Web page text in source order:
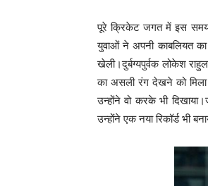
पूरे क्रिकेट जगत में इस समय
युवाओं ने अपनी काबलियत
खेली।दुर्बग्यपुर्वक लोकेश
का असली रंग देखने को
उन्होंने वो करके भी
उन्होंने एक नया रिकॉर्ड भी